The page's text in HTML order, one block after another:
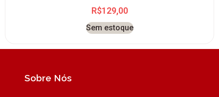
R$129,00
Sem estoque
Sobre Nós